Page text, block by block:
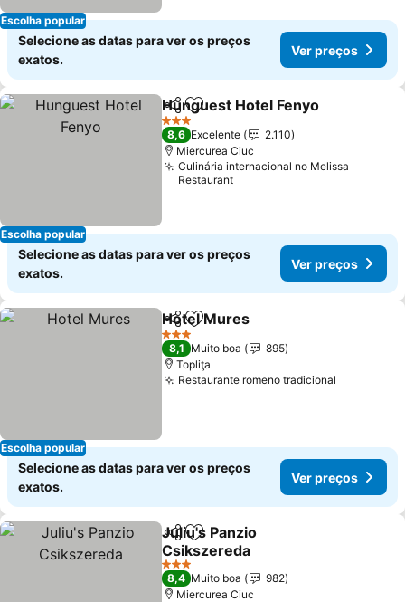
Escolha popular
Selecione as datas para ver os preços
exatos.
Ver preços
Escolha popular
PartilharAdicionar aos favoritos
Hunguest Hotel Fenyo
3 Estrelas
8,6 Excelente
2.110
Miercurea Ciuc
Culinária internacional no Melissa
Restaurant
Selecione as datas para ver os preços
exatos.
Ver preços
Escolha popular
PartilharAdicionar aos favoritos
Hotel Mures
3 Estrelas
8,1 Muito boa
895
Topliţa
Restaurante romeno tradicional
Selecione as datas para ver os preços
exatos.
Ver preços
PartilharAdicionar aos favoritos
Juliu's Panzio
Csikszereda
3 Estrelas
8,4 Muito boa
982
Miercurea Ciuc